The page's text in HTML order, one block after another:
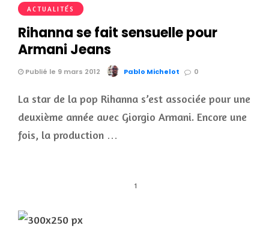
ACTUALITÉS
Rihanna se fait sensuelle pour
Armani Jeans
Publié le 9 mars 2012 Pablo Michelot 0
La star de la pop Rihanna s’est associée pour une
deuxième année avec Giorgio Armani. Encore une
fois, la production …
1